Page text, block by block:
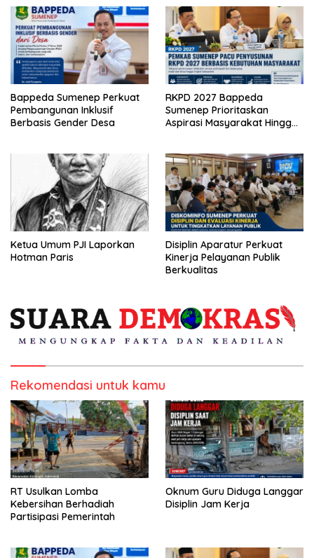
Bappeda Sumenep Perkuat
Pembangunan Inklusif
Berbasis Gender Desa
RKPD 2027 Bappeda
Sumenep Prioritaskan
Aspirasi Masyarakat Hingga
Ketua Umum PJI Laporkan
Hotman Paris
Disiplin Aparatur Perkuat
Kinerja Pelayanan Publik
Berkualitas
Rekomendasi untuk kamu
RT Usulkan Lomba
Kebersihan Berhadiah
Partisipasi Pemerintah
Oknum Guru Diduga Langgar
Disiplin Jam Kerja